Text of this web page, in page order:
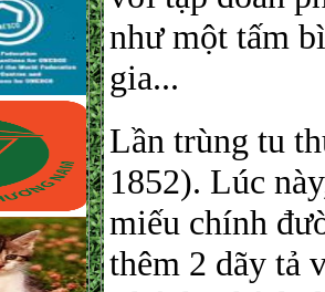
như một tấm
gia...
Lần trùng tu
1852). Lúc
miếu chính
thêm 2 dãy tả